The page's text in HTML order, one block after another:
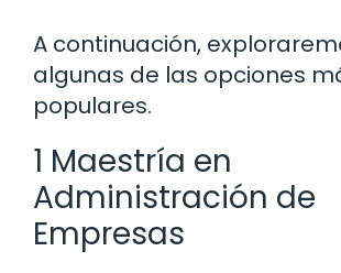
A continuación,
algunas de las opciones
populares.
1 Maestría en
Administración de
Empresas